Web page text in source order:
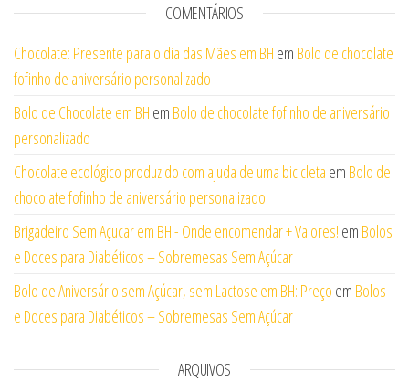
COMENTÁRIOS
Chocolate: Presente para o dia das Mães em BH em Bolo de chocolate
fofinho de aniversário personalizado
Bolo de Chocolate em BH em Bolo de chocolate fofinho de aniversário
personalizado
Chocolate ecológico produzido com ajuda de uma bicicleta em Bolo de
chocolate fofinho de aniversário personalizado
Brigadeiro Sem Açucar em BH - Onde encomendar + Valores! em Bolos
e Doces para Diabéticos – Sobremesas Sem Açúcar
Bolo de Aniversário sem Açúcar, sem Lactose em BH: Preço em Bolos
e Doces para Diabéticos – Sobremesas Sem Açúcar
ARQUIVOS